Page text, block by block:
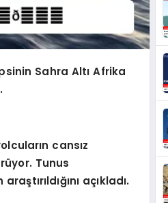
Sahra Altı Afrika
cansız
Tunus
açıkladı.